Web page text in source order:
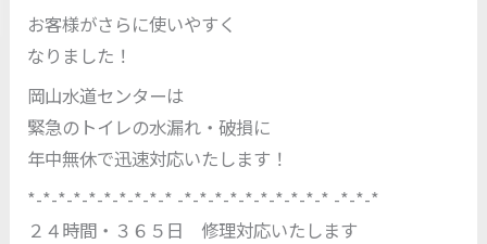
お客様がさらに使いやすく
なりました！
岡山水道センターは
緊急のトイレの水漏れ・破損に
年中無休で迅速対応いたします！
*-*-*-*-*-*-*-*-*-* -*-*-*-*-*-*-*-*-*-* -*-*-*
２４時間・３６５日 修理対応いたします